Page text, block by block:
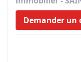
Demander un